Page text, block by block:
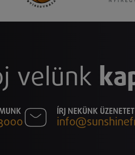
velünk
ÍRJ NEKÜNK ÜZENETET